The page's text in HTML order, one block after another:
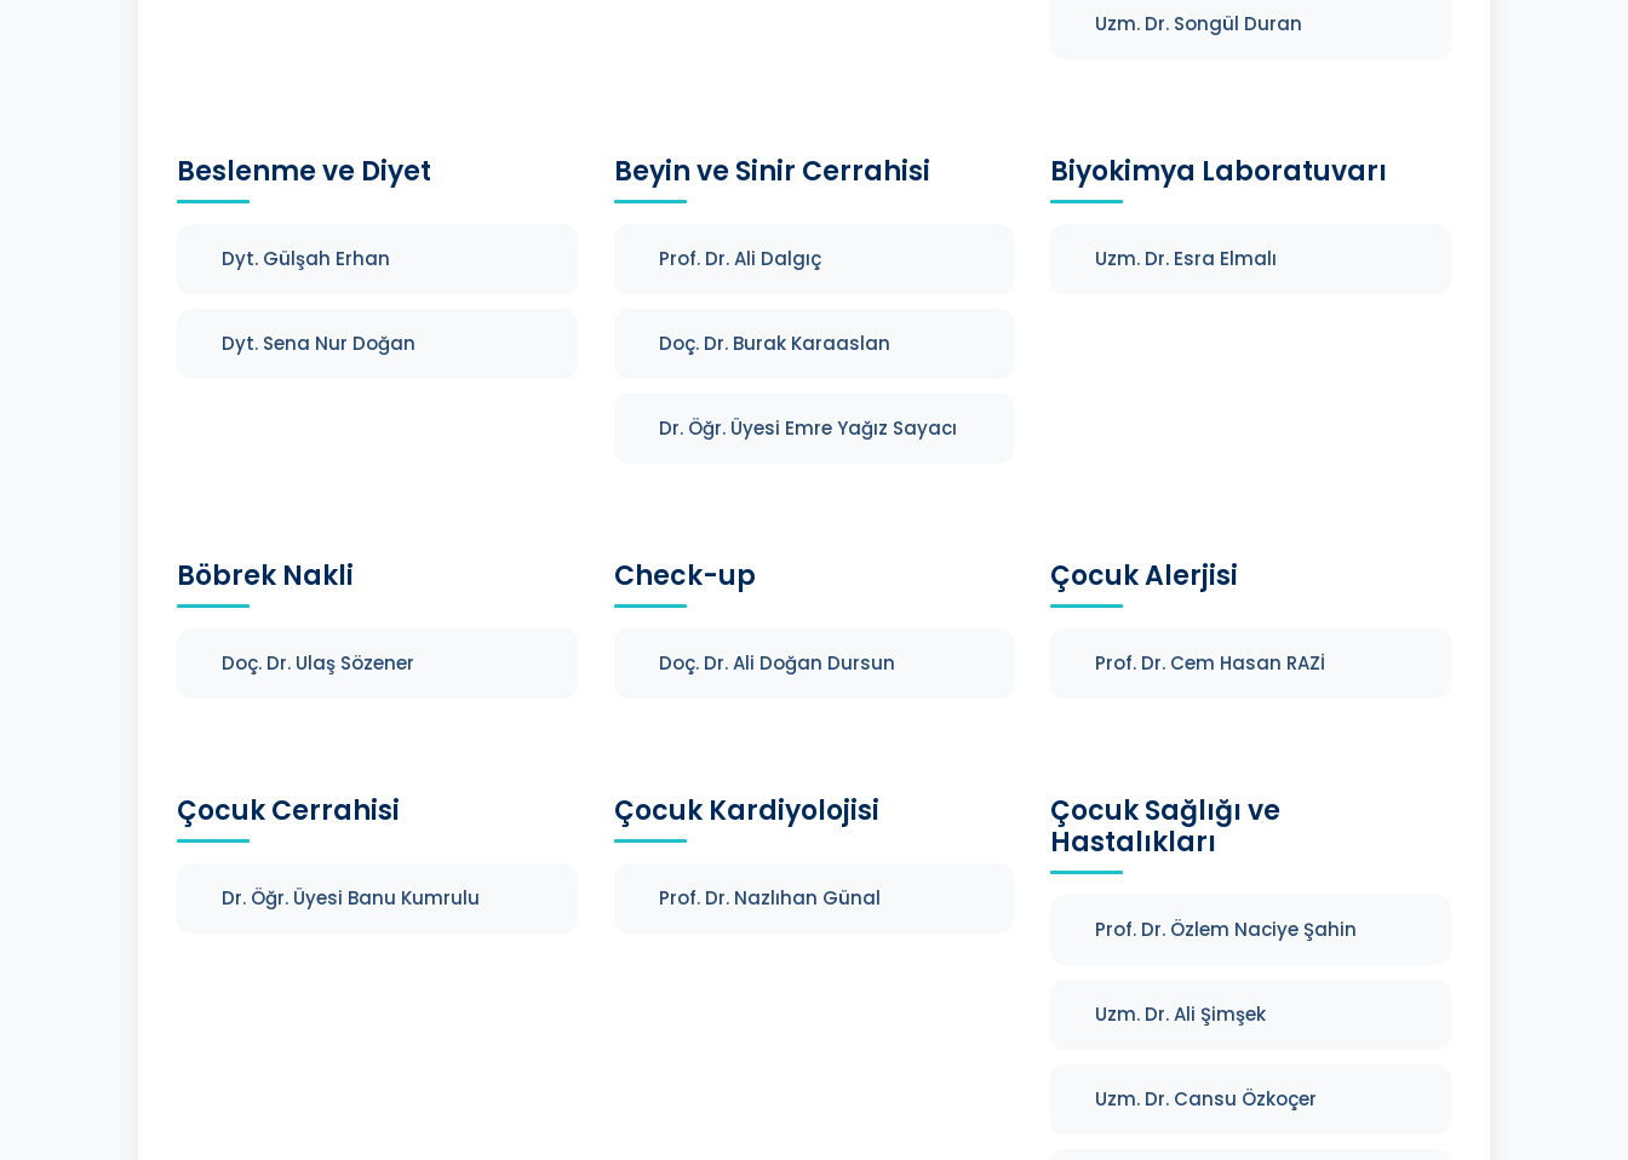
Uzm. Dr. Songül Duran
Beslenme ve Diyet
Dyt. Gülşah Erhan
Dyt. Sena Nur Doğan
Beyin ve Sinir Cerrahisi
Prof. Dr. Ali Dalgıç
Doç. Dr. Burak Karaaslan
Dr. Öğr. Üyesi Emre Yağız Sayacı
Biyokimya Laboratuvarı
Uzm. Dr. Esra Elmalı
Böbrek Nakli
Doç. Dr. Ulaş Sözener
Check-up
Doç. Dr. Ali Doğan Dursun
Çocuk Alerjisi
Prof. Dr. Cem Hasan RAZİ
Çocuk Cerrahisi
Dr. Öğr. Üyesi Banu Kumrulu
Çocuk Kardiyolojisi
Prof. Dr. Nazlıhan Günal
Çocuk Sağlığı ve
Hastalıkları
Prof. Dr. Özlem Naciye Şahin
Uzm. Dr. Ali Şimşek
Uzm. Dr. Cansu Özkoçer